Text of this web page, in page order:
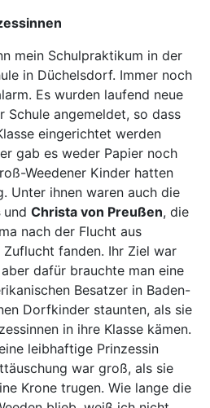
mein Schulpraktikum in der
in Düchelsdorf. Immer noch
Es wurden laufend neue
Schule angemeldet, so dass
eingerichtet werden
gab es weder Papier noch
Weedener Kinder hatten
Unter ihnen waren auch die
und Christa von Preußen, die
nach der Flucht aus
fanden. Ihr Ziel war
dafür brauchte man eine
Besatzer in Baden-
Dorfkinder staunten, als sie
in ihre Klasse kämen.
leibhaftige Prinzessin
war groß, als sie
Krone trugen. Wie lange die